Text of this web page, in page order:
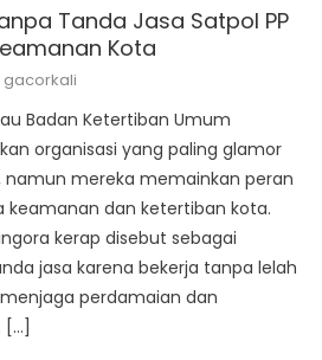
Tanda Jasa Satpol PP
Kota
Author
gacorkali
Badan Ketertiban Umum
organisasi yang paling glamor
namun mereka memainkan peran
dan ketertiban kota.
kerap disebut sebagai
jasa karena bekerja tanpa lelah
perdamaian dan
[…]